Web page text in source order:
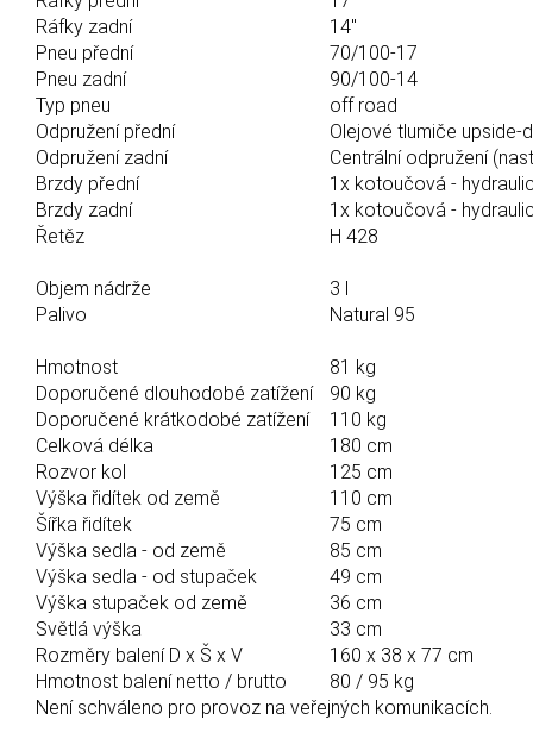
Ráfky zadní
14"
Pneu přední
70/100-17
Pneu zadní
90/100-14
Typ pneu
off road
Odpružení přední
Olejové tlumiče upside-
Odpružení zadní
Centrální odpružení
Brzdy přední
1x kotoučová -
Brzdy zadní
1x kotoučová -
Řetěz
H 428
Objem nádrže
3 l
Palivo
Natural 95
Hmotnost
81 kg
Doporučené dlouhodobé zatížení
90 kg
Doporučené krátkodobé zatížení
110 kg
Celková délka
180 cm
Rozvor kol
125 cm
Výška řidítek od země
110 cm
Šířka řidítek
75 cm
Výška sedla - od země
85 cm
Výška sedla - od stupaček
49 cm
Výška stupaček od země
36 cm
Světlá výška
33 cm
Rozměry balení D x Š x V
160 x 38 x 77 cm
Hmotnost balení netto / brutto
80 / 95 kg
Není schváleno pro provoz na veřejných komunikacích.